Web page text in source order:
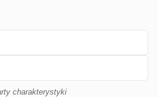
charakterystyki